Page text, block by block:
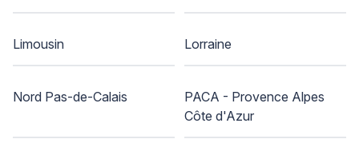
Limousin Lorraine
Nord Pas-de-Calais
PACA - Provence Alpes
Côte d'Azur